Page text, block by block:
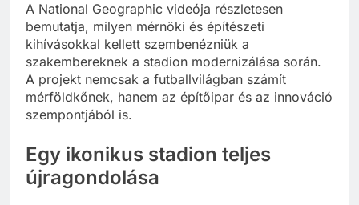
A National Geographic videója részletesen
bemutatja, milyen mérnöki és építészeti
kihívásokkal kellett szembenézniük a
szakembereknek a stadion modernizálása során.
A projekt nemcsak a futballvilágban számít
mérföldkőnek, hanem az építőipar és az innováció
szempontjából is.
Egy ikonikus stadion teljes
újragondolása